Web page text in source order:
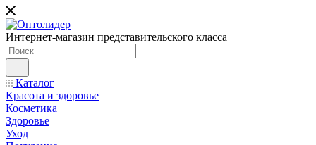
Интернет-магазин представительского класса
Каталог
Красота и здоровье
Косметика
Здоровье
Уход